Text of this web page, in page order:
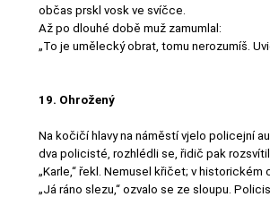
občas prskl vosk ve svíčce.
Až po dlouhé době muž zamumlal:
„To je umělecký obrat, tomu nerozumíš.
19. Ohrožený
Na kočičí hlavy na náměstí vjelo policejní
dva policisté, rozhlédli se, řidič pak
„Karle,“ řekl. Nemusel křičet; v
„Já ráno slezu,“ ozvalo se ze sloupu.